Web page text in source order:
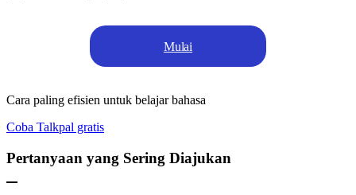
Mulai
Cara paling efisien untuk belajar bahasa
Coba Talkpal gratis
Pertanyaan yang Sering Diajukan